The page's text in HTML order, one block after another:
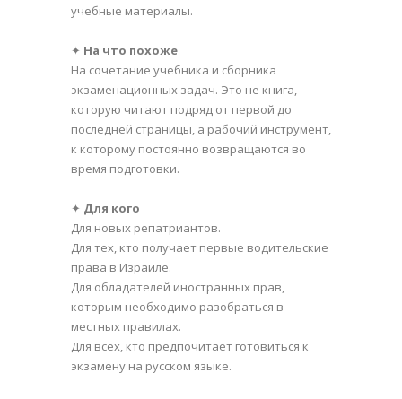
учебные материалы.
✦ На что похоже
На сочетание учебника и сборника
экзаменационных задач. Это не книга,
которую читают подряд от первой до
последней страницы, а рабочий инструмент,
к которому постоянно возвращаются во
время подготовки.
✦ Для кого
Для новых репатриантов.
Для тех, кто получает первые водительские
права в Израиле.
Для обладателей иностранных прав,
которым необходимо разобраться в
местных правилах.
Для всех, кто предпочитает готовиться к
экзамену на русском языке.